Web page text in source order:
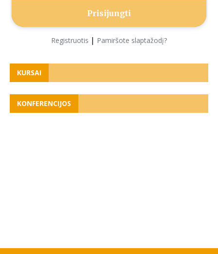
Registruotis | Pamiršote slaptažodį?
KURSAI
KONFERENCIJOS